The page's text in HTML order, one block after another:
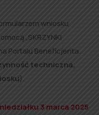
wniosku
„SKRZYNKI
Portalu Beneficjenta.
techniczna,
).
3 marca 2025